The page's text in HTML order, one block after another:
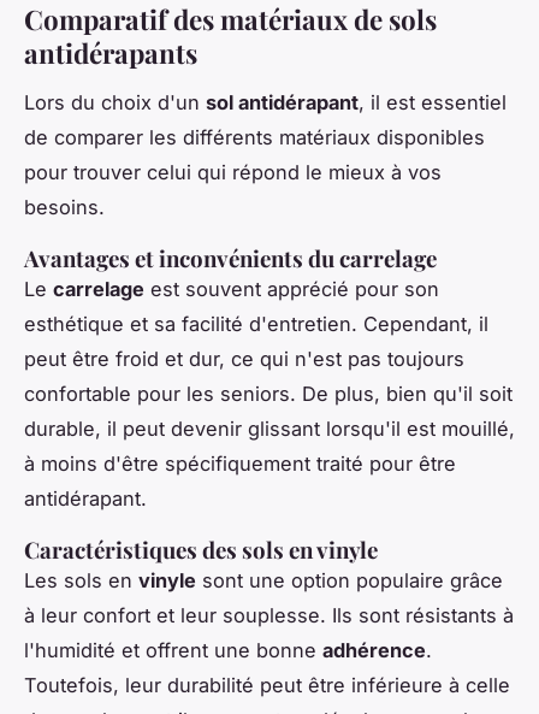
Comparatif des matériaux de sols
antidérapants
Lors du choix d'un sol antidérapant, il est essentiel
de comparer les différents matériaux disponibles
pour trouver celui qui répond le mieux à vos
besoins.
Avantages et inconvénients du carrelage
Le carrelage est souvent apprécié pour son
esthétique et sa facilité d'entretien. Cependant, il
peut être froid et dur, ce qui n'est pas toujours
confortable pour les seniors. De plus, bien qu'il soit
durable, il peut devenir glissant lorsqu'il est mouillé,
à moins d'être spécifiquement traité pour être
antidérapant.
Caractéristiques des sols en vinyle
Les sols en vinyle sont une option populaire grâce
à leur confort et leur souplesse. Ils sont résistants à
l'humidité et offrent une bonne adhérence.
Toutefois, leur durabilité peut être inférieure à celle